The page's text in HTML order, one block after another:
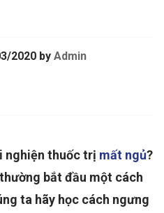
2020 by Admin
nghiện thuốc trị mất ngủ?
bắt đầu một cách
ta hãy học cách ngưng